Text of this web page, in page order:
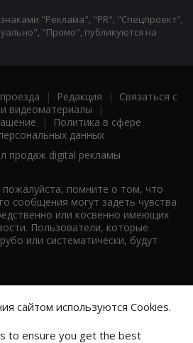
"Реклама", "PR", "Спецпроект",
"Промо", публикуются на
| Редакция | Связаться с
видеоматериалы |
|
Политика в сфере
данных
продаж digital рекламы
помните о том, что
сообщения могут задеть чувства
или косвенно имеющих
Пользователи, которые
или систематически, будут
сайтом используются Cookies.
to ensure you get the best